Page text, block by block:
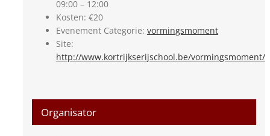
09:00 – 12:00
Kosten: €20
Evenement Categorie: vormingsmoment
Site:
http://www.kortrijkserijschool.be/vormingsmoment/
Organisator